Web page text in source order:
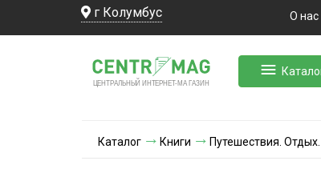
г Колумбус О нас
ЦЕНТРАЛЬНЫЙ ИНТЕРНЕТ-МА ГАЗИН
Каталог Книги Путешествия.